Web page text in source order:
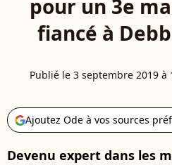
pour un 3e
fiancé à
Publié le 3 septembre 2019 à
Ajoutez Ode à vos sources
Devenu expert dans les